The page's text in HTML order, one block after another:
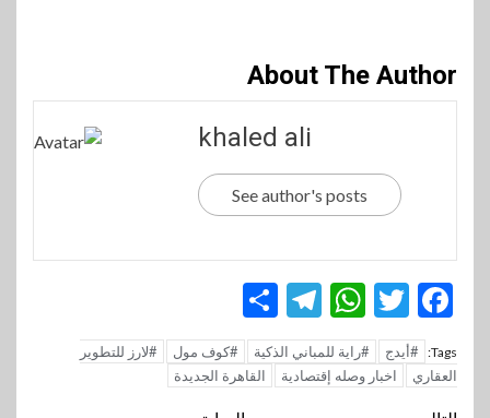
About The Author
khaled ali
See author's posts
Facebook
Twitter
WhatsApp
Telegram
Tags: #أيدج #راية للمباني الذكية #كوف مول
#لارز للتطوير
العقاري
اخبار وصله إقتصادية القاهرة الجديدة